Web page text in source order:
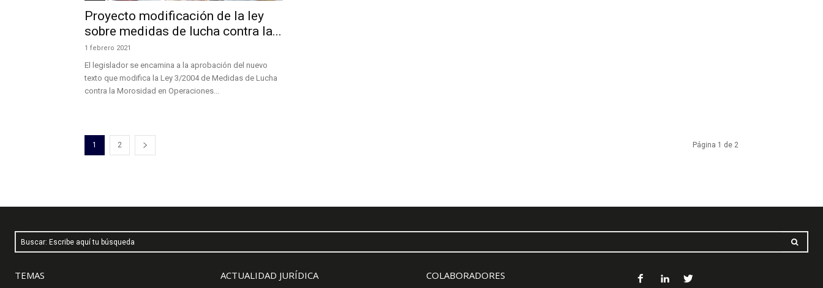
Proyecto modificación de la ley
sobre medidas de lucha contra la...
1 febrero 2021
El legislador se encamina a la aprobación del nuevo
texto que modifica la Ley 3/2004 de Medidas de Lucha
contra la Morosidad en Operaciones...
1 2 Página 1 de 2
Buscar: Escribe aquí tu búsqueda
TEMAS ACTUALIDAD JURÍDICA COLABORADORES